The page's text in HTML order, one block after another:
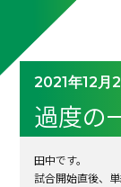
2021年12月
過度の
田中です。
試合開始直後、